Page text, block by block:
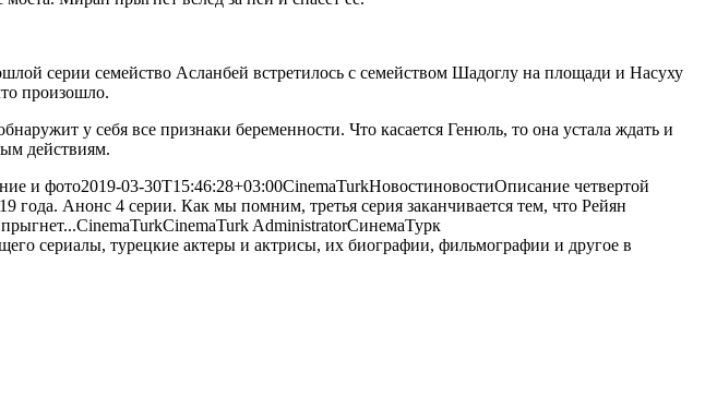
серии семейство Асланбей встретилось с семейством Шадоглу на площади и Насуху
произошло.
у себя все признаки беременности. Что касается Генюль, то она устала ждать и
действиям.
и фото2019-03-30T15:46:28+03:00CinemaTurkНовостиновостиОписание четвертой
года. Анонс 4 серии. Как мы помним, третья серия заканчивается тем, что Рейян
CinemaTurkCinemaTurk AdministratorСинемаТурк